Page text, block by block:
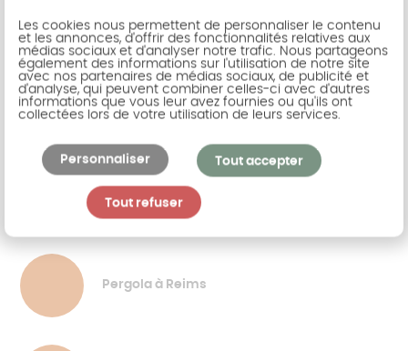
Votre projet à Reims
Véranda à Reims
Extension de maison à Reims
Pergola à Reims
Les cookies nous permettent de personnaliser le contenu
et les annonces, d'offrir des fonctionnalités relatives aux
médias sociaux et d'analyser notre trafic. Nous partageons
également des informations sur l'utilisation de notre site
avec nos partenaires de médias sociaux, de publicité et
d'analyse, qui peuvent combiner celles-ci avec d'autres
informations que vous leur avez fournies ou qu'ils ont
collectées lors de votre utilisation de leurs services.
Tout accepter
Tout refuser
Personnaliser